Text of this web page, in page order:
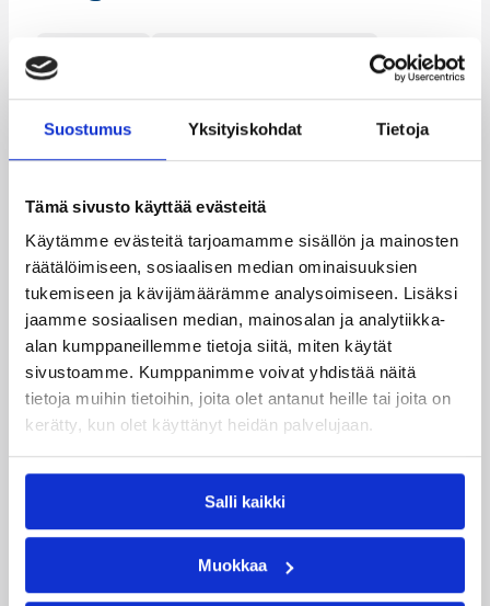
Suostumus Yksityiskohdat Tietoja
Tämä sivusto käyttää evästeitä
Käytämme evästeitä tarjoamamme sisällön ja mainosten
räätälöimiseen, sosiaalisen median ominaisuuksien
tukemiseen ja kävijämäärämme analysoimiseen. Lisäksi
jaamme sosiaalisen median, mainosalan ja analytiikka-
alan kumppaneillemme tietoja siitä, miten käytät
sivustoamme. Kumppanimme voivat yhdistää näitä
tietoja muihin tietoihin, joita olet antanut heille tai joita on
kerätty, kun olet käyttänyt heidän palvelujaan.
Salli kaikki
Muokkaa
Katso myös
06.08.2026 21:44